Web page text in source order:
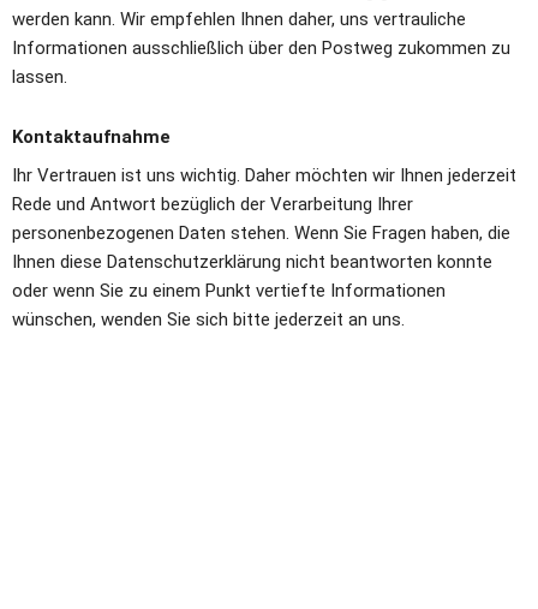
werden kann. Wir empfehlen Ihnen daher, uns vertrauliche
Informationen ausschließlich über den Postweg zukommen zu
lassen.
Kontaktaufnahme
Ihr Vertrauen ist uns wichtig. Daher möchten wir Ihnen jederzeit
Rede und Antwort bezüglich der Verarbeitung Ihrer
personenbezogenen Daten stehen. Wenn Sie Fragen haben, die
Ihnen diese Datenschutzerklärung nicht beantworten konnte
oder wenn Sie zu einem Punkt vertiefte Informationen
wünschen, wenden Sie sich bitte jederzeit an uns.